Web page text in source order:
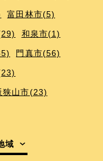
富田林市(5)
和泉市(1)
門真市(56)
狭山市(23)
域